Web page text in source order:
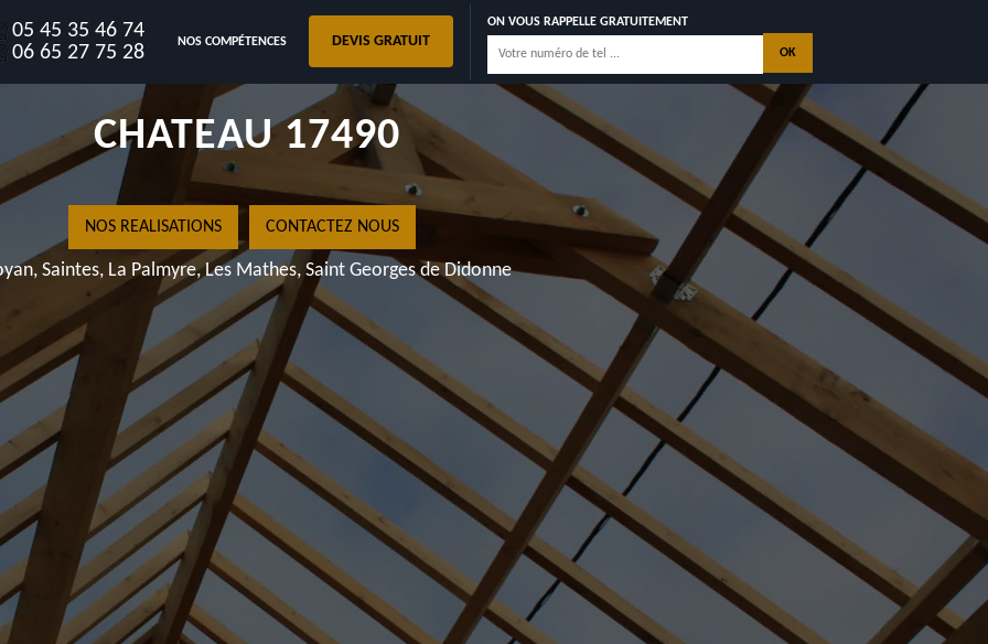
05 45 35 46 74
06 65 27 75 28
NOS COMPÉTENCES DEVIS GRATUIT
ON VOUS RAPPELLE GRATUITEMENT
CHARPENTE NEUVICQ LE
CHATEAU 17490
NOS REALISATIONS CONTACTEZ NOUS
Saintes, La Palmyre, Les Mathes, Saint Georges de Didonne